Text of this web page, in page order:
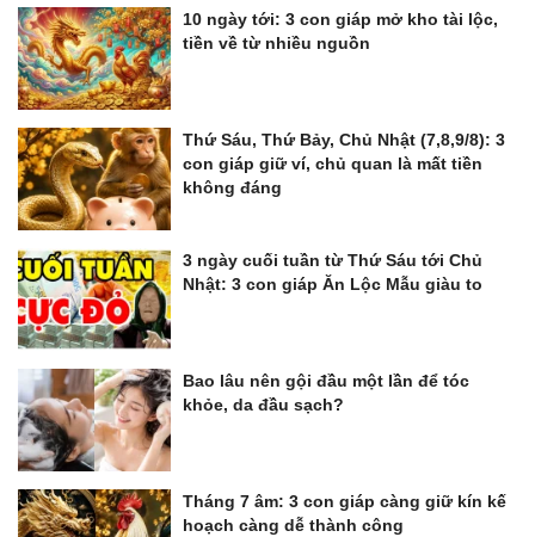
10 ngày tới: 3 con giáp mở kho tài lộc,
tiền về từ nhiều nguồn
Thứ Sáu, Thứ Bảy, Chủ Nhật (7,8,9/8): 3
con giáp giữ ví, chủ quan là mất tiền
không đáng
3 ngày cuối tuần từ Thứ Sáu tới Chủ
Nhật: 3 con giáp Ăn Lộc Mẫu giàu to
Bao lâu nên gội đầu một lần để tóc
khỏe, da đầu sạch?
Tháng 7 âm: 3 con giáp càng giữ kín kế
hoạch càng dễ thành công